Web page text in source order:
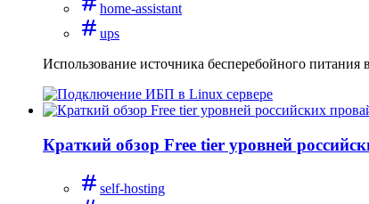
home-assistant
ups
Использование источника бесперебойного
Краткий обзор Free tier уровней
self-hosting